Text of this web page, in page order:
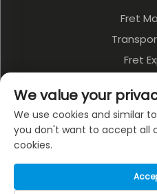
Fret
Fret
Transport
Transport
À PROPOS DE
Politique de
We value your
We use cookies and similar
you don't want to accept all
cookies.